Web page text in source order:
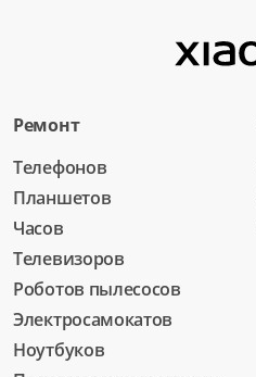
Ремонт
Телефонов
Планшетов
Часов
Телевизоров
Роботов пылесосов
Электросамокатов
Ноутбуков